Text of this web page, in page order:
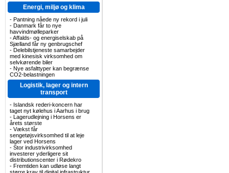
Energi, miljø og klima
- Pantning nåede ny rekord i juli
- Danmark får to nye
havvindmølleparker
-Affalds- og energiselskab på
Sjælland får ny genbrugschef
- Delebilstjeneste samarbejder
med kinesisk virksomhed om
selvkørende biler
- Nye asfalttyper kan begrænse
CO2-belastningen
Logistik, lager og intern
transport
- Islandsk rederi-koncern har
taget nyt kølehus i Aarhus i brug
- Lagerudlejning i Horsens er
årets største
- Vækst får
sengetøjsvirksomhed til at leje
lager ved Horsens
- Stor industrivirksomhed
investerer yderligere sit
distributionscenter i Rødekro
- Fremtiden kan udløse langt